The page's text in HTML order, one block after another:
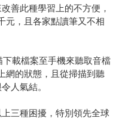
善此種學習上的不方便，
元，且各家點讀筆又不相
下載檔案至手機來聽取音檔
網的狀態，且從掃描到聽
人氣結。
三種困擾，特別領先全球